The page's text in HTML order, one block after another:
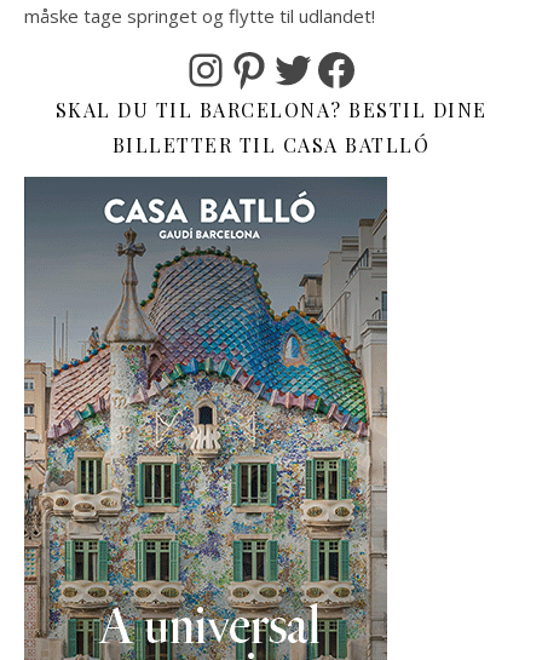
måske tage springet og flytte til udlandet!
InstagramPinterestTwitterFacebook
SKAL DU TIL BARCELONA? BESTIL DINE
BILLETTER TIL CASA BATLLÓ